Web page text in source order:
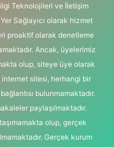
Teknolojileri ve İletişim
Sağlayıcı olarak hizmet
proaktif olarak denetleme
Ancak, üyelerimiz
olup, siteye üye olarak
internet sitesi, herhangi bir
bulunmamaktadır.
paylaşılmaktadır.
olup, gerçek
Gerçek kurum